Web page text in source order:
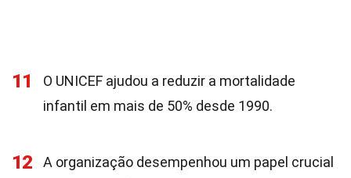
11
O UNICEF ajudou a reduzir a mortalidade
infantil em mais de 50% desde 1990.
12
A organização desempenhou um papel crucial